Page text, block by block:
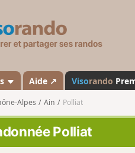
s
a
n
o
Aide ↗ Visorando
Alpes Ain Polliat
Polliat